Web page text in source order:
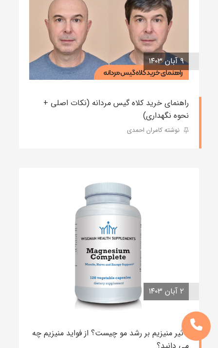
۹ آبان ۱۴۰۳
راهنمای خرید کلاه گیس مردانه (نکات اصلی +
نحوه نگهداری)
نوشته کامران احمدی
۲ آبان ۱۴۰۳
تاثیر منیزیم بر رشد مو چیست؟ از فواید منیزیم چه